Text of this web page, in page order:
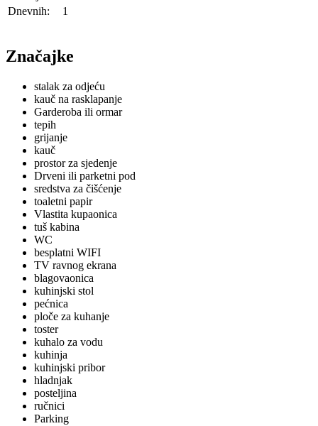
Dnevnih:
1
Značajke
stalak za odjeću
kauč na rasklapanje
Garderoba ili ormar
tepih
grijanje
kauč
prostor za sjedenje
Drveni ili parketni pod
sredstva za čišćenje
toaletni papir
Vlastita kupaonica
tuš kabina
WC
besplatni WIFI
TV ravnog ekrana
blagovaonica
kuhinjski stol
pećnica
ploče za kuhanje
toster
kuhalo za vodu
kuhinja
kuhinjski pribor
hladnjak
posteljina
ručnici
Parking